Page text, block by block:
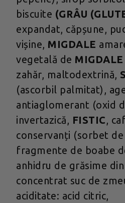
biscuite (GRÂU
expandat, căpșune,
vișine, MIGDALE
vegetală de MIGDALE
zahăr, maltodextrină,
(ascorbil palmitat),
antiaglomerant (oxid
invertazică, FISTIC,
conservanți (sorbet
fragmente de boabe
anhidru de grăsime
concentrat suc de
aciditate: acid citric,